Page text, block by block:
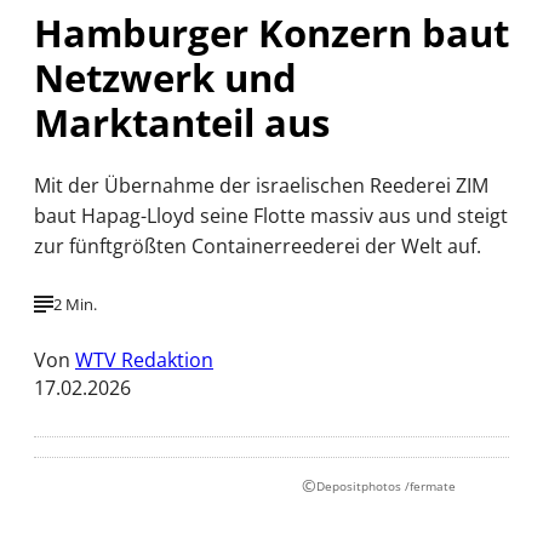
Hamburger Konzern baut
Netzwerk und
Marktanteil aus
Mit der Übernahme der israelischen Reederei ZIM
baut Hapag-Lloyd seine Flotte massiv aus und steigt
zur fünftgrößten Containerreederei der Welt auf.
2 Min.
Von WTV Redaktion
17.02.2026
©Depositphotos /fermate